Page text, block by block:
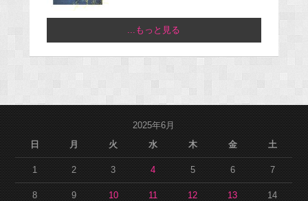
...もっと見る
2025年6月
日
月 火 水 木 金 土
1 2 3 4 5 6 7
8 9 10 11 12 13 14